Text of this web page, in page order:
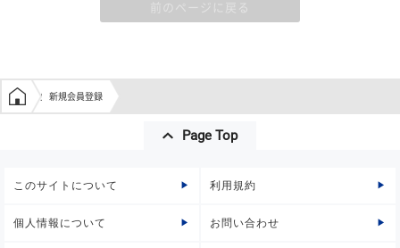
前のページに戻る
学生の窓口トップ
新規会員登録
Page Top
このサイトについて 利用規約
個人情報について お問い合わせ